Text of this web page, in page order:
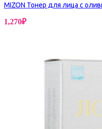
MIZON Тонер для лица с
1,270₽